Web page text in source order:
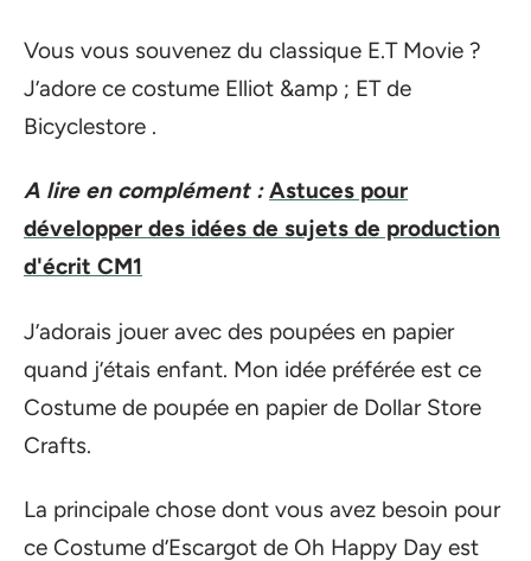
Vous vous souvenez du classique E.T Movie ?
J’adore ce costume Elliot &amp ; ET de
Bicyclestore .
A lire en complément : Astuces pour
développer des idées de sujets de production
d'écrit CM1
J’adorais jouer avec des poupées en papier
quand j’étais enfant. Mon idée préférée est ce
Costume de poupée en papier de Dollar Store
Crafts.
La principale chose dont vous avez besoin pour
ce Costume d’Escargot de Oh Happy Day est